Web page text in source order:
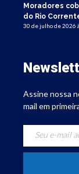
Moradores
do Rio
30 de julho de 2026
Assine nossa
mail em